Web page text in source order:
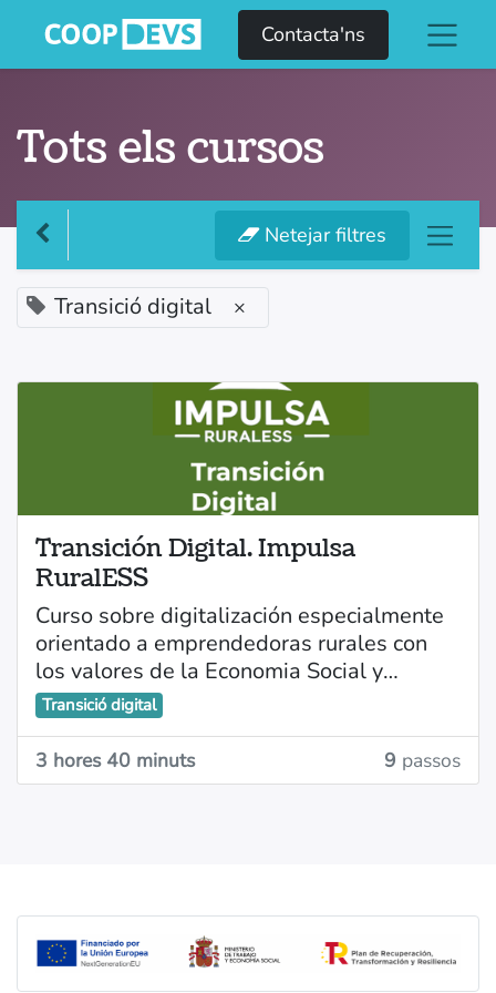
Contacta'ns
Tots els cursos
Netejar filtres
Transició digital ×
Transición Digital. Impulsa
RuralESS
Curso sobre digitalización especialmente
orientado a emprendedoras rurales con
los valores de la Economia Social y
Solidaria, consta de 8 videos y las
diapositivas expuestas, la duración de
cada video es de entre 20 y 30 minutos.
Objetivos y contenidos del curso
Emprender desde la Economía Social y
Solidaria (ESS)
emprendedoras rurales
Metodologías y herramientas de
productividad
Transició digital
3 hores 40 minuts 9 passos